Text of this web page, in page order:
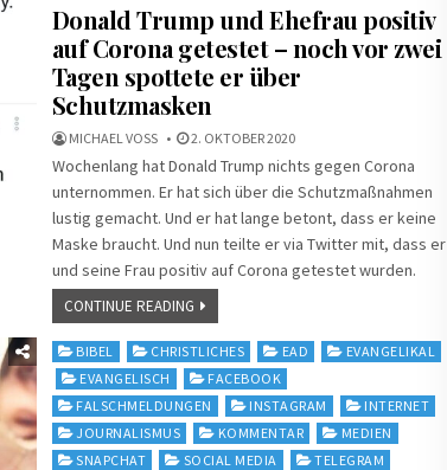
Donald Trump und Ehefrau positiv
auf Corona getestet – noch vor zwei
Tagen spottete er über
Schutzmasken
MICHAEL VOSS 2. OKTOBER 2020
Wochenlang hat Donald Trump nichts gegen Corona
unternommen. Er hat sich über die Schutzmaßnahmen
lustig gemacht. Und er hat lange betont, dass er keine
Maske braucht. Und nun teilte er via Twitter mit, dass er
und seine Frau positiv auf Corona getestet wurden.
CONTINUE READING
Posted
in
BIBEL CHRISTLICHES EAD
EVANGELIKAL
EVANGELISCH
FACEBOOK
FALSCHMELDUNGEN
INSTAGRAM
INTERNET
JOURNALISMUS
KOMMENTAR
MEDIEN
SNAPCHAT
SOCIAL MEDIA
TELEGRAM